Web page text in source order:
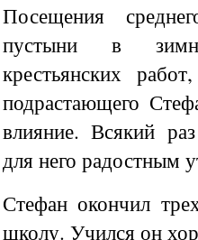
Посещения
пустыни в
крестьянских
подрастающего
влияние. Всякий
для него радостным
Стефан окончил
школу. Учился он